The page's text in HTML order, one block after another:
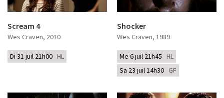
Scream 4
Wes Craven, 2010
Di 31 juil 21h00 HL
Shocker
Wes Craven, 1989
Me 6 juil 21h45 HL
Sa 23 juil 14h30 GF